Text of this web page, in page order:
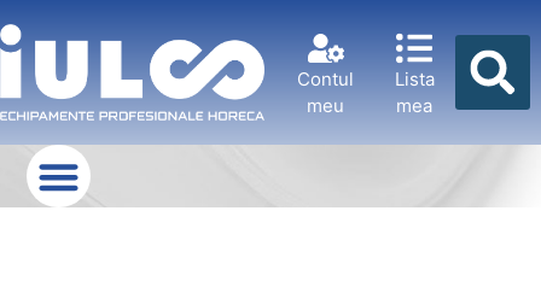
Contul
meu
Lista
mea